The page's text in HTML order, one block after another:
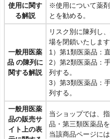
使用に関す
る解説
※使用について薬
とを勧める。
一般用医薬
品 の陳列に
関する解説
リスク別に陳列し
場を閉鎖いたしま
1）第1類医薬品：
2）第2類医薬品：
列する。
3）第3類医薬品：
列する。
一般用医薬
品の販売サ
イト上の表
当ショップでは、
品・第三類医薬品を
当該商品ページに